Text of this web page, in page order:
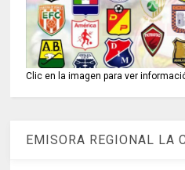
Clic en la imagen para ver
EMISORA REGIONAL LA